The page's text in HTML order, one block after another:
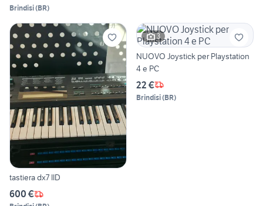
Brindisi(BR)
tastiera dx7 IID
600 €
3
NUOVO Joystick per Playstation
4 e PC
22 €
Brindisi(BR)